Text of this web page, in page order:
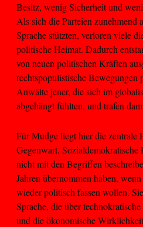
Besitz, wenig Sicherheit und
Als sich die Parteien zunehmend
Sprache stützten, verloren viele
politische Heimat. Dadurch
von neuen politischen Kräften
rechtspopulistische Bewegungen
Anwälte jener, die sich im
abgehängt fühlten, und trafen
Für Mudge liegt hier die zentrale
Gegenwart. Sozialdemokratische
nicht mit den Begriffen
Jahren übernommen haben,
wieder politisch fassen wollen.
Sprache, die über
und die ökonomische